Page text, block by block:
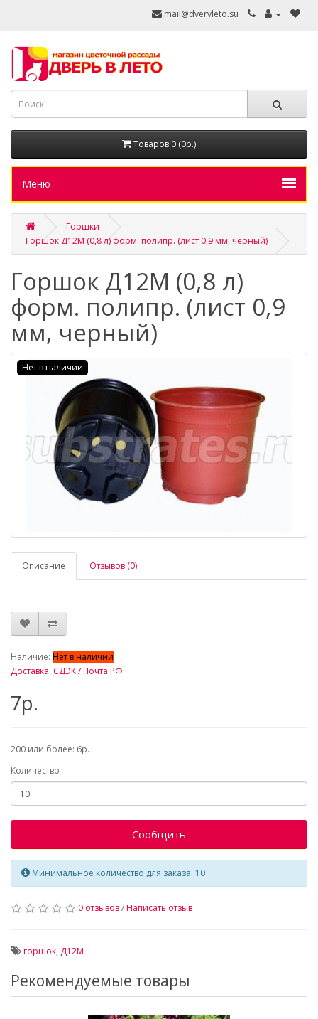
mail@dvervleto.su
Товаров 0 (0р.)
Меню
Горшки
Горшок Д12М (0,8 л) форм. полипр. (лист 0,9 мм, черный)
Горшок Д12М (0,8 л)
форм. полипр. (лист 0,9
мм, черный)
Нет в наличии
Описание Отзывов (0)
Наличие: Нет в наличии
Доставка: СДЭК / Почта РФ
7р.
200 или более: 6р.
Количество
Сообщить
Минимальное количество для заказа: 10
0 отзывов/Написать отзыв
горшок, Д12М
Рекомендуемые товары